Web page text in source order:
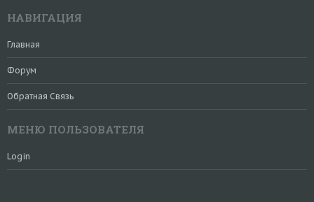
НАВИГАЦИЯ
Главная
Форум
Обратная Связь
МЕНЮ ПОЛЬЗОВАТЕЛЯ
Login